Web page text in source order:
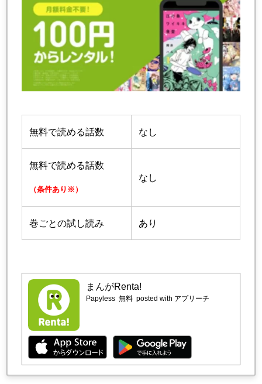
無料で読める話数 なし
無料で読める話数
（条件あり※）
なし
巻ごとの試し読み あり
まんがRenta!
Papyless 無料 posted with アプリーチ